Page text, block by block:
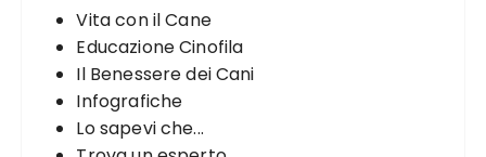
Vita con il Cane
Educazione Cinofila
Il Benessere dei Cani
Infografiche
Lo sapevi che...